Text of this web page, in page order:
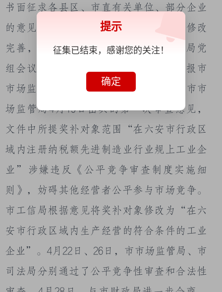
书面征求各县区、市直有关单位、部分企业
的意见建议。后根据各方反馈意见进行修改
完善，形成送审稿；
4月17日，市工信局党
组会议审议通过评估报告。
日，报市
市场监管局进行公平竞争性审查，根据市市
场监管局4月19日出具的第一次审查意见，
文件中所提奖补对象范围“在六安市行政区
域内注册纳税额先进制造业行业规上工业企
业”涉嫌违反《公平竞争审查制度实施细
则》，妨碍其他经营者公平参与市场竞争。
市工信局根据意见将奖补对象修改为“在六
安市行政区域内生产经营的符合条件的工业
企业”。 4月 22 日、 26 日，市市场监管局、市
司法局分别通过了公平竞争性审查和合法性
提示
征集已结束，感谢您的关注！
确定